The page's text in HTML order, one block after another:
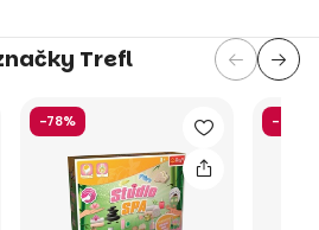
Trefl
-78% -47%